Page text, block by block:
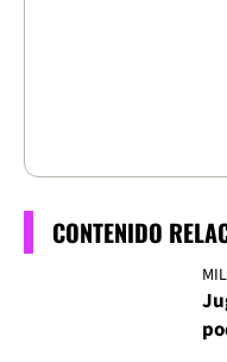
CONTENIDO